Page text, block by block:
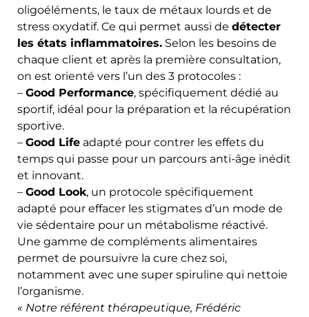
oligoéléments, le taux de métaux lourds et de
stress oxydatif. Ce qui permet aussi de détecter
les états inflammatoires.Selon les besoins de
chaque client et après la première consultation,
on est orienté vers l’un des 3 protocoles :
– Good Performance, spécifiquement dédié au
sportif, idéal pour la préparation et la récupération
sportive.
– Good Lifeadapté pour contrer les effets du
temps qui passe pour un parcours anti-âge inédit
et innovant.
– Good Look, un protocole spécifiquement
adapté pour effacer les stigmates d’un mode de
vie sédentaire pour un métabolisme réactivé.
Une gamme de compléments alimentaires
permet de poursuivre la cure chez soi,
notamment avec une super spiruline qui nettoie
l’organisme.
« Notre référent thérapeutique, Frédéric